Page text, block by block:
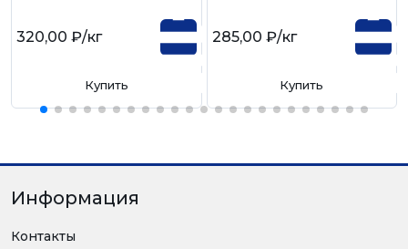
320,00 ₽/кг
Купить
285,00 ₽/кг
Купить
Информация
Контакты